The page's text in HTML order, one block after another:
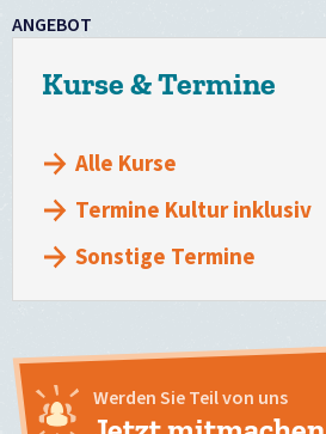
ANGEBOT
Kurse & Termine
Alle Kurse
Termine Kultur inklusiv
Sonstige Termine
Werden Sie Teil von uns